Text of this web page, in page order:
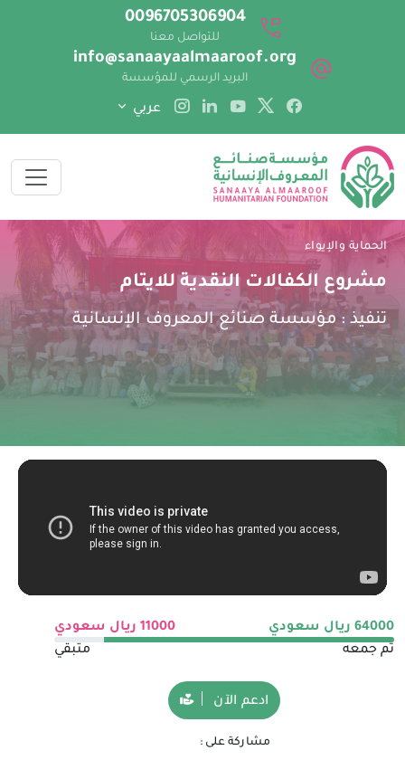
0096705306904
للتواصل معنا
info@sanaayaalmaaroof.org
البريد الرسمي للمؤسسة
عربي
الحماية والإيواء
مشروع الكفالات النقدية للايتام
تنفيذ : مؤسسة صنائع المعروف الإنسانية
64000 ريال سعودي 11000 ريال سعودي
تم جمعه
متبقي
ادعم الآن
مشاركة على :